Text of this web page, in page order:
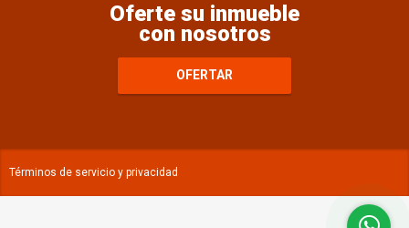
Oferte su inmueble
con nosotros
OFERTAR
Términos de servicio y privacidad